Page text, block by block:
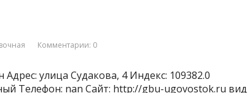
Комментарии: 0
улица Судакова, 4 Индекс: 109382.0
Телефон: nan Сайт: http://gbu-ugovostok.ru вид